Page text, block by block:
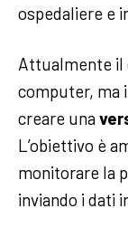
ospedaliere e
Attualmente il
computer, ma
creare una
L’obiettivo è
monitorare la
inviando i dati